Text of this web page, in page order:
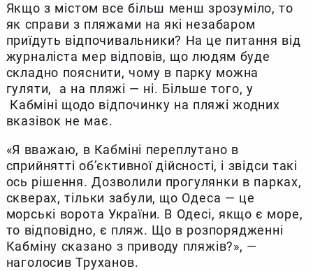
Якщо з містом все більш менш зрозуміло, то
як справи з пляжами на які незабаром
приїдуть відпочивальники? На це питання від
журналіста мер відповів, що людям буде
складно пояснити, чому в парку можна
гуляти, а на пляжі — ні. Більше того, у
Кабміні щодо відпочинку на пляжі жодних
вказівок не має.
«Я вважаю, в Кабміні переплутано в
сприйнятті об’єктивної дійсності, і звідси такі
ось рішення. Дозволили прогулянки в парках,
скверах, тільки забули, що Одеса — це
морські ворота України. В Одесі, якщо є море,
то відповідно, є пляж. Що в розпорядженні
Кабміну сказано з приводу пляжів?», —
наголосив Труханов.